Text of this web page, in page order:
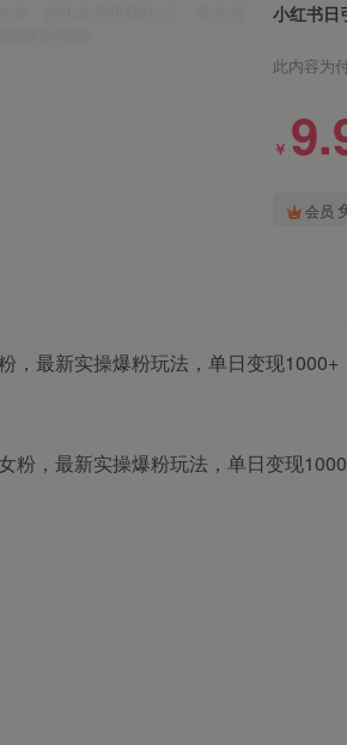
小红书日
此内容为
￥
会员
，最新实操爆粉玩法，单日变现1000+